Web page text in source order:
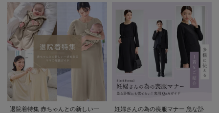
退院着特集 赤ちゃんとの新しい一
妊婦さんの為の喪服マナー 急な訃